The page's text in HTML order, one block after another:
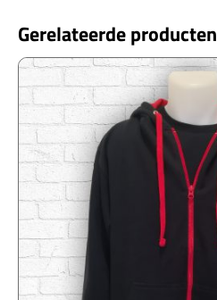
Gerelateerde producten